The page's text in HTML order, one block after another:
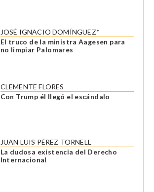
JOSÉ IGNACIO DOMÍNGUEZ*
El truco de la ministra Aagesen para
no limpiar Palomares
CLEMENTE FLORES
Con Trump él llegó el escándalo
JUAN LUIS PÉREZ TORNELL
La dudosa existencia del Derecho
Internacional